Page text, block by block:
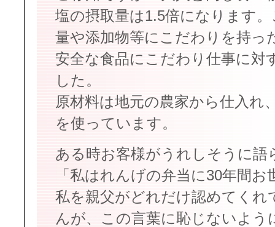
塩の摂取量は1.5倍になります
量や添加物等にこだわりを持っ
安全な食品にこだわり仕事に対
した。
原材料は地元の農家から仕入れ
を使っています。
ある時お客様がうれしそうに語
「私はれんげの弁当に30年間
私を親父がどれだけ認めてくれ
んが、この言葉に恥じないよう